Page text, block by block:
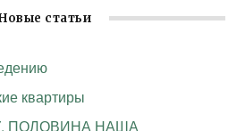
статьи
квартиры
ПОЛОВИНА НАША